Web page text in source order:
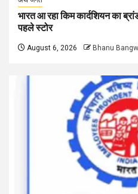
भारत आ रहा किम कार्दशियन का
पहले स्टोर
August 6, 2026 Bhanu